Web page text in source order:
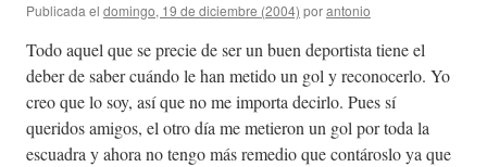
Publicada el domingo, 19 de diciembre (2004) porantonio
Todo aquel que se precie de ser un buen deportista tiene el
deber de saber cuándo le han metido un gol y reconocerlo. Yo
creo que lo soy, así que no me importa decirlo. Pues sí
queridos amigos, el otro día me metieron un gol por toda la
escuadra y ahora no tengo más remedio que contároslo ya que